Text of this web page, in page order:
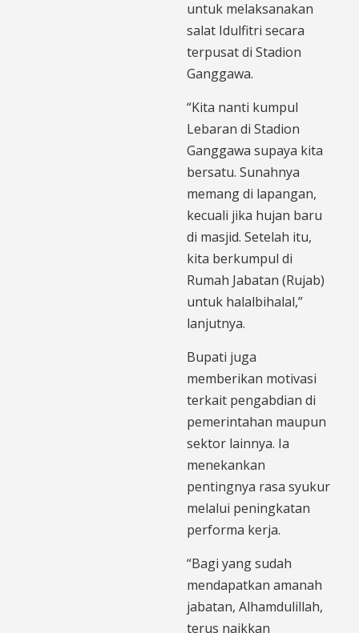
untuk melaksanakan
salat Idulfitri secara
terpusat di Stadion
Ganggawa.
“Kita nanti kumpul
Lebaran di Stadion
Ganggawa supaya kita
bersatu. Sunahnya
memang di lapangan,
kecuali jika hujan baru
di masjid. Setelah itu,
kita berkumpul di
Rumah Jabatan (Rujab)
untuk halalbihalal,”
lanjutnya.
Bupati juga
memberikan motivasi
terkait pengabdian di
pemerintahan maupun
sektor lainnya. Ia
menekankan
pentingnya rasa syukur
melalui peningkatan
performa kerja.
“Bagi yang sudah
mendapatkan amanah
jabatan, Alhamdulillah,
terus naikkan